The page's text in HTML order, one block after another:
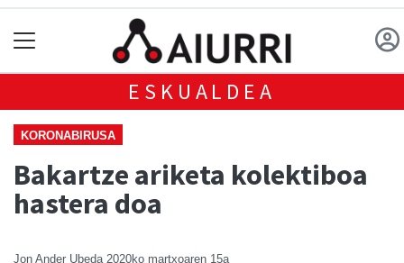
ESKUALDEA
KORONABIRUSA
Bakartze ariketa kolektiboa
hastera doa
Jon Ander Ubeda 2020ko martxoaren 15a